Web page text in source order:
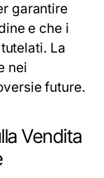
garantire
e che i
La
nei
future.
Vendita